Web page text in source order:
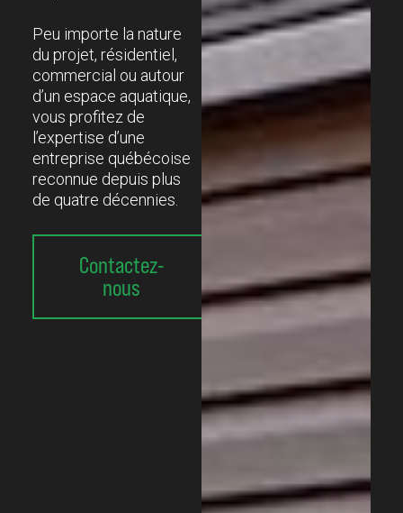
Peu importe la nature
du projet, résidentiel,
commercial ou autour
d’un espace aquatique,
vous profitez de
l’expertise d’une
entreprise québécoise
reconnue depuis plus
de quatre décennies.
Contactez-
nous